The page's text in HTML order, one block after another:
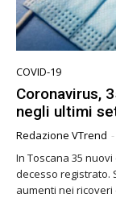
COVID-19
Coronavirus,
negli ultimi
Redazione VTrend -
In Toscana 35
decesso registrato.
aumenti nei ricoveri